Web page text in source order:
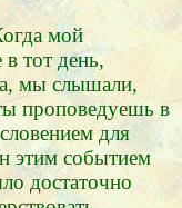
мой
тот день,
мы слышали,
проповедуешь в
для
этим событием
достаточно